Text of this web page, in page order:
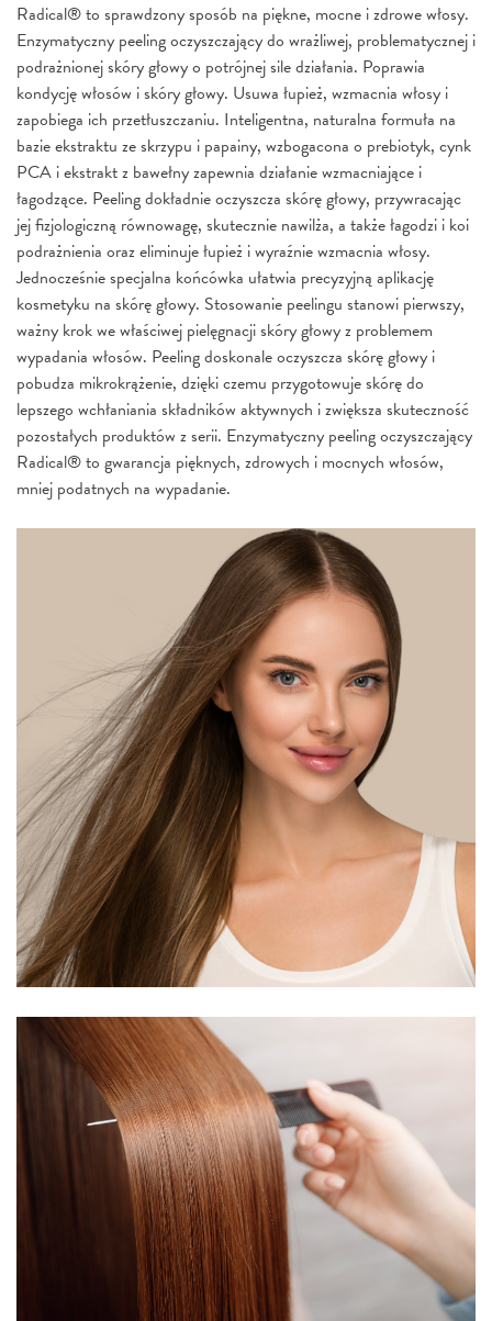
Radical® to sprawdzony sposób na piękne, mocne i zdrowe włosy.
Enzymatyczny peeling oczyszczający do wrażliwej, problematycznej i
podrażnionej skóry głowy o potrójnej sile działania. Poprawia
kondycję włosów i skóry głowy. Usuwa łupież, wzmacnia włosy i
zapobiega ich przetłuszczaniu. Inteligentna, naturalna formuła na
bazie ekstraktu ze skrzypu i papainy, wzbogacona o prebiotyk, cynk
PCA i ekstrakt z bawełny zapewnia działanie wzmacniające i
łagodzące. Peeling dokładnie oczyszcza skórę głowy, przywracając
jej fizjologiczną równowagę, skutecznie nawilża, a także łagodzi i koi
podrażnienia oraz eliminuje łupież i wyraźnie wzmacnia włosy.
Jednocześnie specjalna końcówka ułatwia precyzyjną aplikację
kosmetyku na skórę głowy. Stosowanie peelingu stanowi pierwszy,
ważny krok we właściwej pielęgnacji skóry głowy z problemem
wypadania włosów. Peeling doskonale oczyszcza skórę głowy i
pobudza mikrokrążenie, dzięki czemu przygotowuje skórę do
lepszego wchłaniania składników aktywnych i zwiększa skuteczność
pozostałych produktów z serii. Enzymatyczny peeling oczyszczający
Radical® to gwarancja pięknych, zdrowych i mocnych włosów,
mniej podatnych na wypadanie.